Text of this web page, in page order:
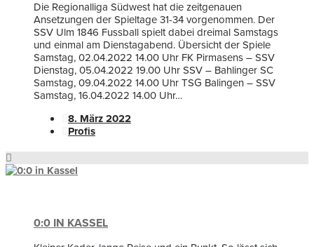
Die Regionalliga Südwest hat die zeitgenauen
Ansetzungen der Spieltage 31-34 vorgenommen. Der
SSV Ulm 1846 Fussball spielt dabei dreimal Samstags
und einmal am Dienstagabend. Übersicht der Spiele
Samstag, 02.04.2022 14.00 Uhr FK Pirmasens – SSV
Dienstag, 05.04.2022 19.00 Uhr SSV – Bahlinger SC
Samstag, 09.04.2022 14.00 Uhr TSG Balingen – SSV
Samstag, 16.04.2022 14.00 Uhr…
8. März 2022
Profis
0:0 IN KASSEL